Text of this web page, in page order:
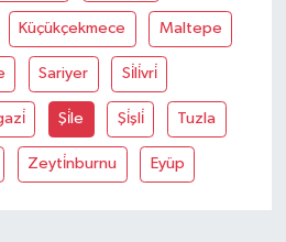
Küçükçekmece Maltepe
Sariyer Si̇li̇vri̇
Şi̇le Şi̇şli̇ Tuzla
Zeyti̇nburnu Eyüp